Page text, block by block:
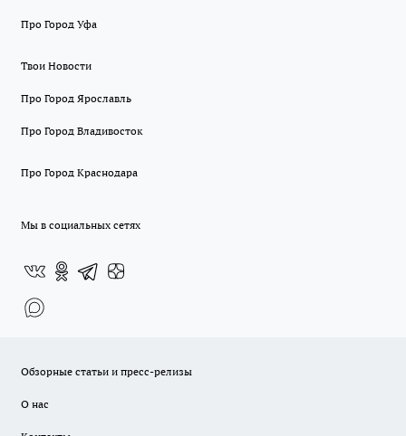
Про Город Уфа
Твои Новости
Про Город Ярославль
Про Город Владивосток
Про Город Краснодара
Мы в социальных сетях
Обзорные статьи и пресс-релизы
О нас